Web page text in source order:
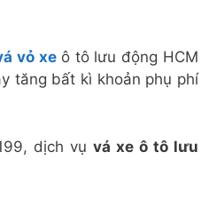
vỏ xe ô tô lưu động HCM
tăng bất kì khoản phụ phí
dịch vụvá xe ô tô lưu